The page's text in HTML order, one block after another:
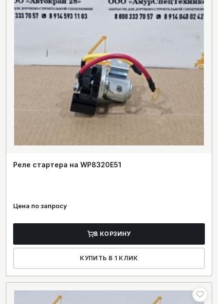
Реле стартера на WP8320E51
Цена по запросу
В КОРЗИНУ
КУПИТЬ В 1 КЛИК